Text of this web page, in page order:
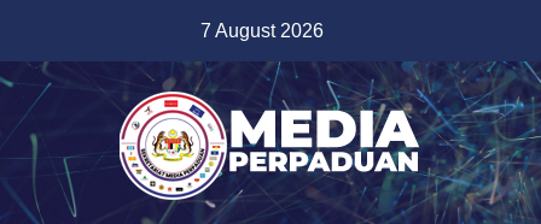
content
7 August 2026